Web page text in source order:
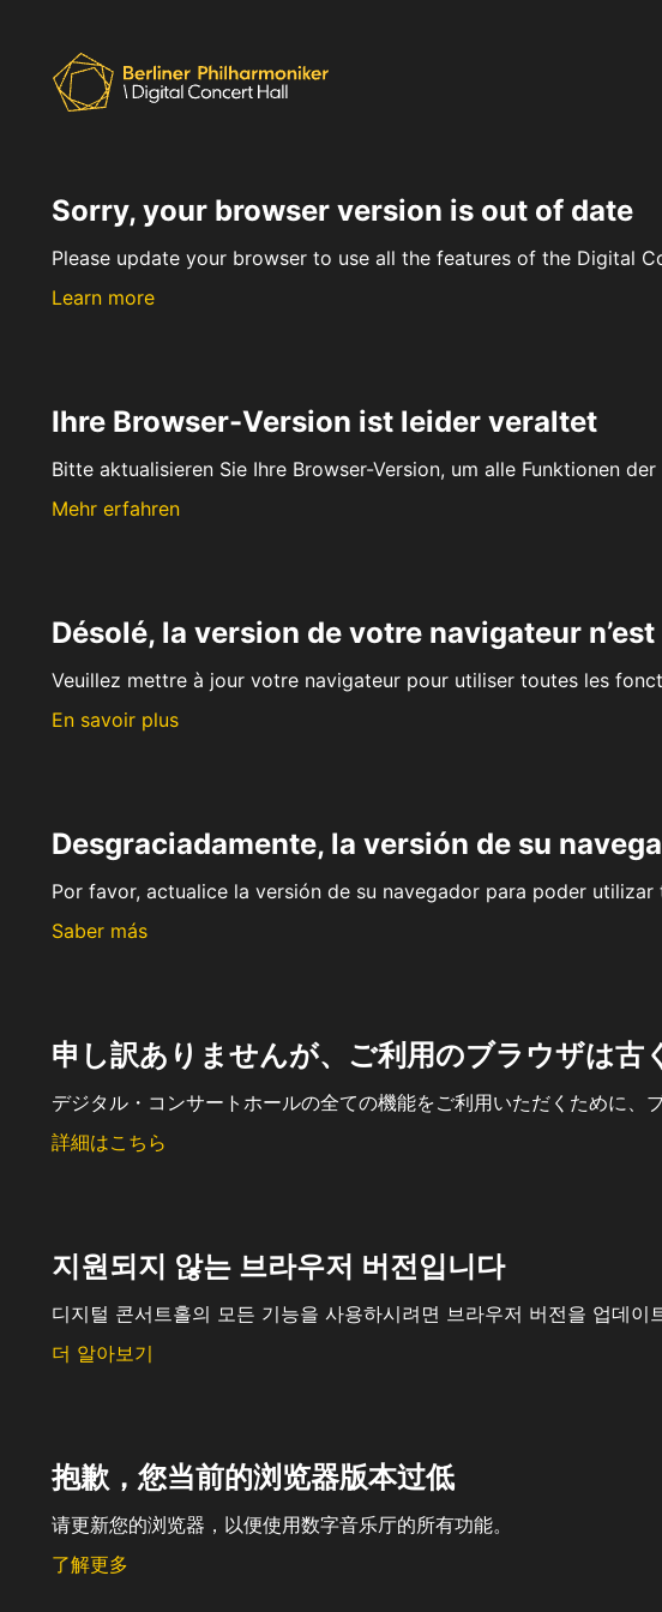
Sorry, your browser version is out of date
Please update your browser to use all the features of the Digital
Learn more
Ihre Browser-Version ist leider veraltet
Bitte aktualisieren Sie Ihre Browser-Version, um alle Funktionen
Mehr erfahren
Désolé, la version de votre navigateur
Veuillez mettre à jour votre navigateur pour utiliser toutes les
En savoir plus
Desgraciadamente, la versión de su
Por favor, actualice la versión de su navegador para poder
Saber más
申し訳ありませんが、ご利用のブラウザは古
デジタル・コンサートホールの全ての機能をご利用いただくために、
詳細はこちら
지원되지 않는 브라우저 버전입니다
디지털 콘서트홀의 모든 기능을 사용하시려면 브라우저 버전을 업데이
더 알아보기
抱歉，您当前的浏览器版本过低
请更新您的浏览器，以便使用数字音乐厅的所有功能。
了解更多